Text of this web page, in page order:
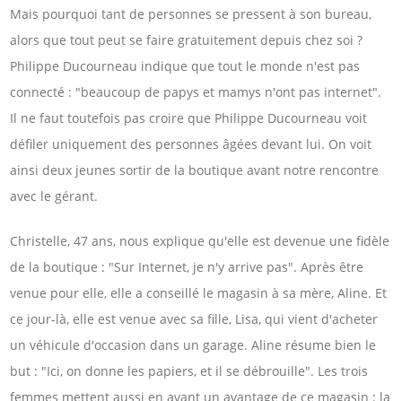
Mais pourquoi tant de personnes se pressent à son bureau,
alors que tout peut se faire gratuitement depuis chez soi ?
Philippe Ducourneau indique que tout le monde n'est pas
connecté : "beaucoup de papys et mamys n'ont pas internet".
Il ne faut toutefois pas croire que Philippe Ducourneau voit
défiler uniquement des personnes âgées devant lui. On voit
ainsi deux jeunes sortir de la boutique avant notre rencontre
avec le gérant.
Christelle, 47 ans, nous explique qu'elle est devenue une fidèle
de la boutique : "Sur Internet, je n'y arrive pas". Après être
venue pour elle, elle a conseillé le magasin à sa mère, Aline. Et
ce jour-là, elle est venue avec sa fille, Lisa, qui vient d'acheter
un véhicule d'occasion dans un garage. Aline résume bien le
but : "Ici, on donne les papiers, et il se débrouille". Les trois
femmes mettent aussi en avant un avantage de ce magasin : la